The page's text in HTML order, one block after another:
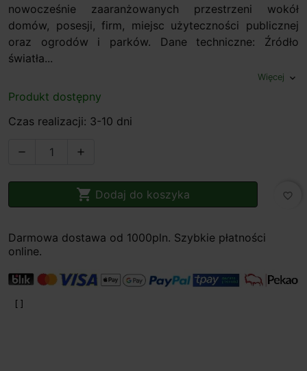
nowocześnie zaaranżowanych przestrzeni wokół
domów, posesji, firm, miejsc użyteczności publicznej
oraz ogrodów i parków. Dane techniczne: Źródło
światła...
Więcej expand_more
Produkt dostępny
Czas realizacji: 3-10 dni
 
 Dodaj do koszyka favorite_border
Darmowa dostawa od 1000pln. Szybkie płatności
online.